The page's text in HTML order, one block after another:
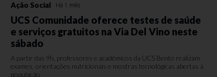
Ação Social Há 1 mês
UCS Comunidade oferece testes de saúde
e serviços gratuitos na Via Del Vino neste
sábado
A partir das 9h, professores e acadêmicos da UCS Bento realizam
exames, orientações nutricionais e mostras tecnológicas abertas à
população